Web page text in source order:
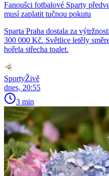
Fanoušci fotbalové Sparty
musí zaplatit tučnou pokutu
Sparta Praha dostala za
300 000 Kč. Světlice letěly
hořela střecha toalet.
SportyŽivě
dnes, 20:55
3 min